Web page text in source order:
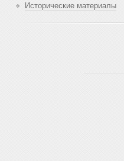
Исторические материалы